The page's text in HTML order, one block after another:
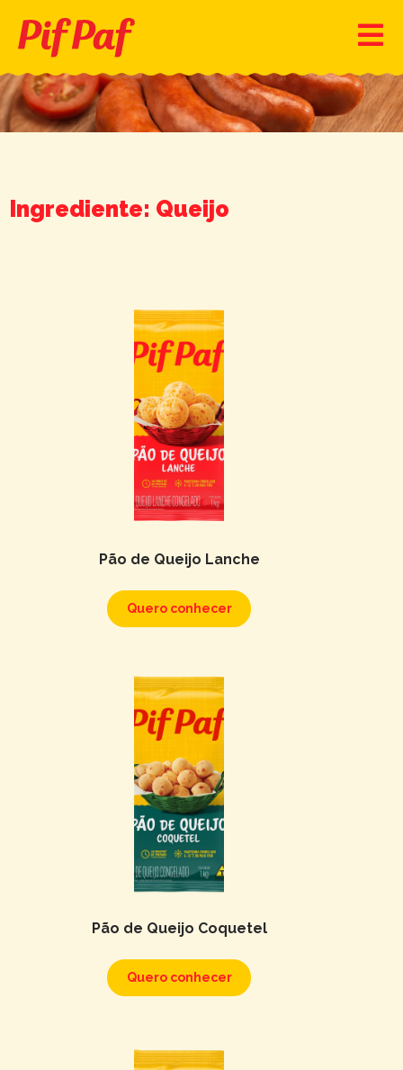
Ingrediente: Queijo
Pão de Queijo Lanche
Quero conhecer
Pão de Queijo Coquetel
Quero conhecer